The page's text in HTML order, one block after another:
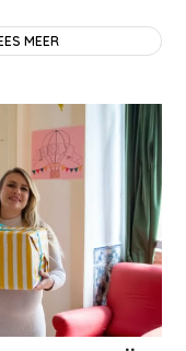
MEER